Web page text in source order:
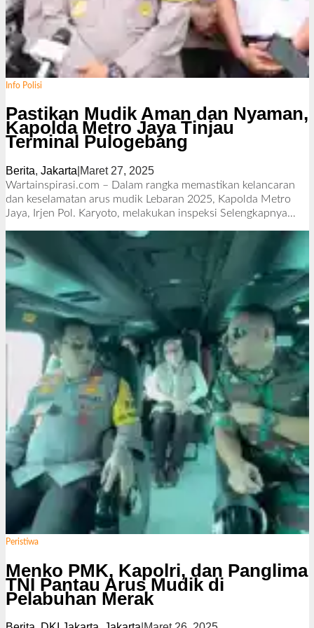
Info Polisi
Pastikan Mudik Aman dan Nyaman,
Kapolda Metro Jaya Tinjau
Terminal Pulogebang
Berita, Jakarta Maret 27, 2025o
l
e
h
d
Wartainspirasi.com – Dalam rangka memastikan kelancaran
dan keselamatan arus mudik Lebaran 2025, Kapolda Metro
Jaya, Irjen Pol. Karyoto, melakukan inspeksi Selengkapnya…
Peristiwa
Menko PMK, Kapolri, dan Panglima
TNI Pantau Arus Mudik di
Pelabuhan Merak